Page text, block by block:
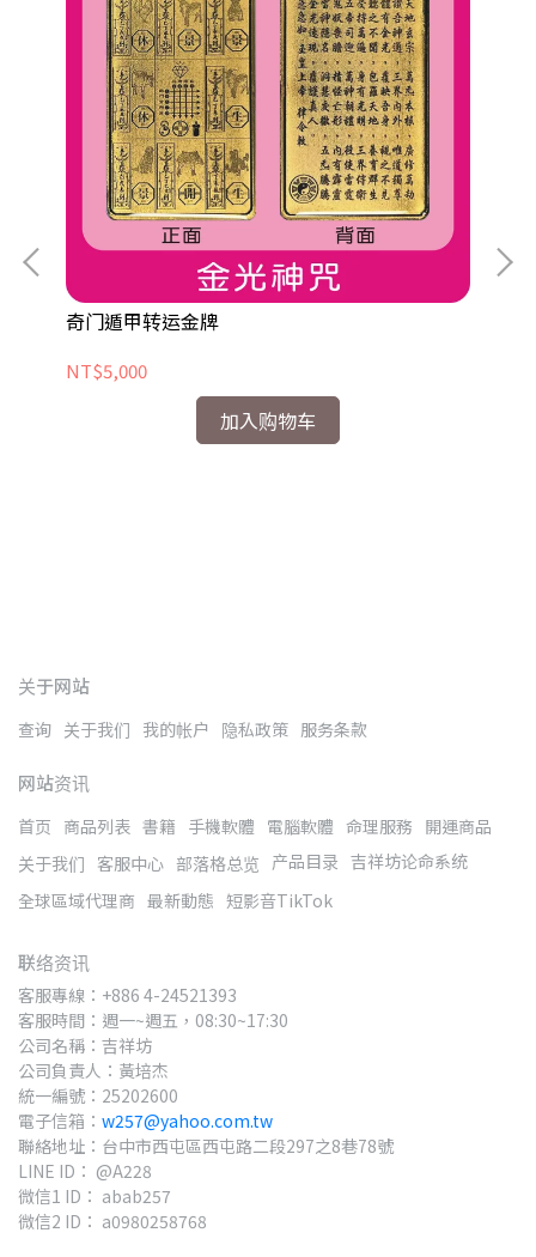
奇门遁甲转运金牌
NT$5,000
加入购物车
关于网站
查询 关于我们 我的帐户 隐私政策 服务条款
网站资讯
首页 商品列表 書籍 手機軟體 電腦軟體 命理服務 開運商品
关于我们 客服中心 部落格总览 产品目录 吉祥坊论命系统
全球區域代理商 最新動態 短影音TikTok
联络资讯
客服專線：+886 4-24521393
客服時間：週一~週五，08:30~17:30
公司名稱：吉祥坊
公司負責人：黃培杰
統一編號：25202600
電子信箱： w257@yahoo.com.tw
聯絡地址：台中市西屯區西屯路二段297之8巷78號
LINE ID： @A228
微信1 ID： abab257
微信2 ID： a0980258768